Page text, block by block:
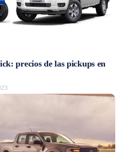
precios de las pickups en